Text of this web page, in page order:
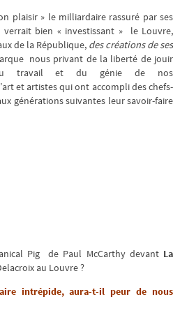
plaisir » le milliardaire rassuré par ses
bien « investissant » le Louvre,
de la République, des créations de ses
nous privant de la liberté de jouir
travail et du génie de nos
et artistes qui ont accompli des chefs-
générations suivantes leur savoir-faire
Pig de Paul McCarthy devant La
au Louvre ?
intrépide, aura-t-il peur de nous